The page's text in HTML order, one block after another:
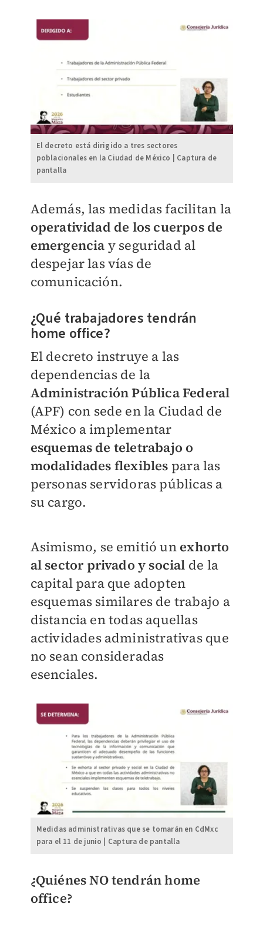
El decreto está dirigido a tres sectores
poblacionales en la Ciudad de México | Captura de
pantalla
Además, las medidas facilitan la
operatividad de los cuerpos de
emergencia y seguridad al
despejar las vías de
comunicación.
¿Qué trabajadores tendrán
home office?
El decreto instruye a las
dependencias de la
Administración Pública Federal
(APF) con sede en la Ciudad de
México a implementar
esquemas de teletrabajo o
modalidades flexibles para las
personas servidoras públicas a
su cargo.
Asimismo, se emitió unexhorto
al sector privado y social de la
capital para que adopten
esquemas similares de trabajo a
distancia en todas aquellas
actividades administrativas que
no sean consideradas
esenciales.
Medidas administrativas que se tomarán en CdMxc
para el 11 de junio | Captura de pantalla
¿Quiénes NO tendrán home
office?